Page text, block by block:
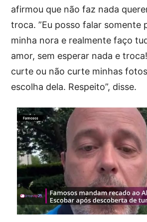
afirmou que não faz nada
troca. ”Eu posso falar somente
minha nora e realmente faço
amor, sem esperar nada e
curte ou não curte minhas
escolha dela. Respeito”, disse.